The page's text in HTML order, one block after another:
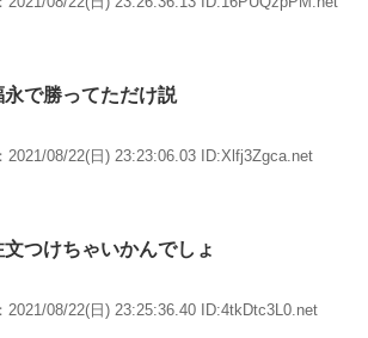
で勝ってただけ説
：2021/08/22(日) 23:23:06.03 ID:Xlfj3Zgca.net
つけちゃいかんでしょ
：2021/08/22(日) 23:25:36.40 ID:4tkDtc3L0.net